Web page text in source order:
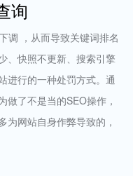
询
调 ，从而导致关键词排名
、快照不更新、搜索引擎
进行的一种处罚方式。通
做了不是当的SEO操作，
为网站自身作弊导致的，